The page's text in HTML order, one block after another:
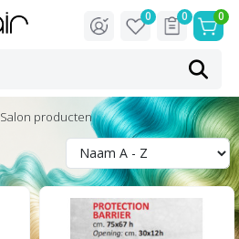
0
0
0
Salon producten